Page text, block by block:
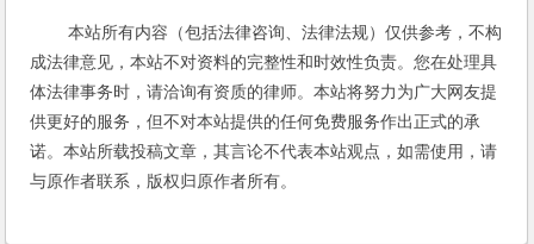
本站所有内容（包括法律咨询、法律法规）仅供参考，不构
成法律意见，本站不对资料的完整性和时效性负责。您在处理具
体法律事务时，请洽询有资质的律师。本站将努力为广大网友提
供更好的服务，但不对本站提供的任何免费服务作出正式的承
诺。本站所载投稿文章，其言论不代表本站观点，如需使用，请
与原作者联系，版权归原作者所有。